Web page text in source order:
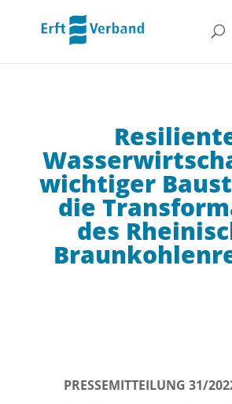
wichtiger
die
des
PRESSEMITTEILUNG 31/